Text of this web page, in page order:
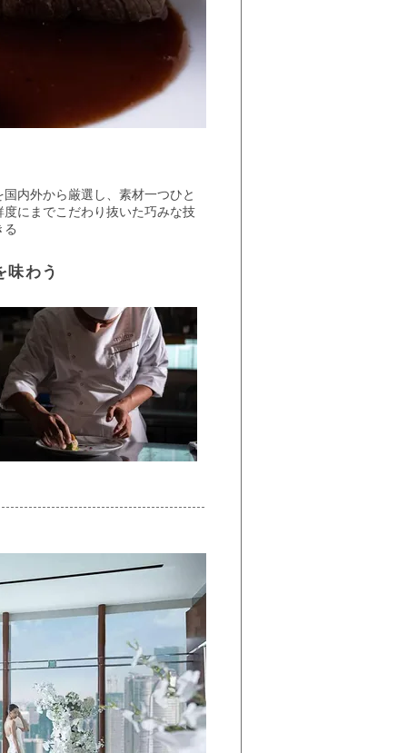
内外から厳選し、素材一つひと
にまでこだわり抜いた巧みな技
る
味わう